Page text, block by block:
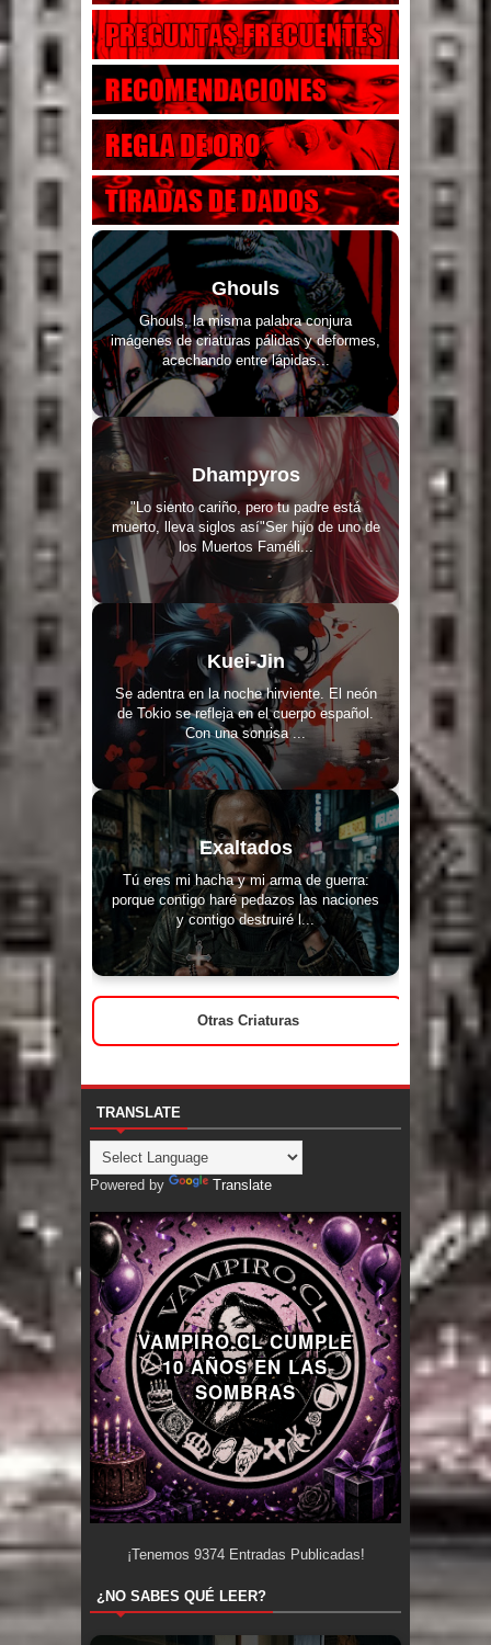
Ghouls
Ghouls, la misma palabra conjura
imágenes de criaturas pálidas y deformes,
acechando entre lápidas...
Dhampyros
"Lo siento cariño, pero tu padre está
muerto, lleva siglos así"Ser hijo de uno de
los Muertos Faméli...
Kuei-Jin
Se adentra en la noche hirviente. El neón
de Tokio se refleja en el cuerpo español.
Con una sonrisa ...
Exaltados
Tú eres mi hacha y mi arma de guerra:
porque contigo haré pedazos las naciones
y contigo destruiré l...
Otras Criaturas
TRANSLATE
Powered by Translate
VAMPIRO.CL CUMPLE
10 AÑOS EN LAS
SOMBRAS
¡Tenemos 9374Entradas Publicadas!
¿NO SABES QUÉ LEER?